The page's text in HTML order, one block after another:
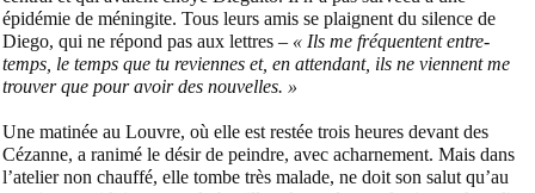
épidémie de méningite. Tous leurs amis se plaignent du silence de
Diego, qui ne répond pas aux lettres – « Ils me fréquentent entre-
temps, le temps que tu reviennes et, en attendant, ils ne viennent me
trouver que pour avoir des nouvelles. »
Une matinée au Louvre, où elle est restée trois heures devant des
Cézanne, a ranimé le désir de peindre, avec acharnement. Mais dans
l’atelier non chauffé, elle tombe très malade, ne doit son salut qu’au